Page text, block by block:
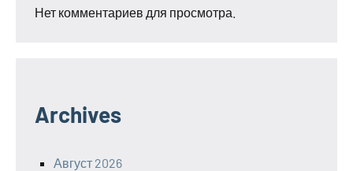
Нет комментариев для просмотра.
Archives
Август 2026